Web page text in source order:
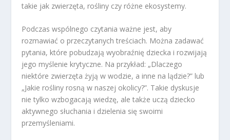
takie jak zwierzęta, rośliny czy różne ekosystemy.
Podczas wspólnego czytania ważne jest, aby
rozmawiać o przeczytanych treściach. Można zadawać
pytania, które pobudzają wyobraźnię dziecka i rozwijają
jego myślenie krytyczne. Na przykład: „Dlaczego
niektóre zwierzęta żyją w wodzie, a inne na lądzie?” lub
„Jakie rośliny rosną w naszej okolicy?”. Takie dyskusje
nie tylko wzbogacają wiedzę, ale także uczą dziecko
aktywnego słuchania i dzielenia się swoimi
przemyśleniami.